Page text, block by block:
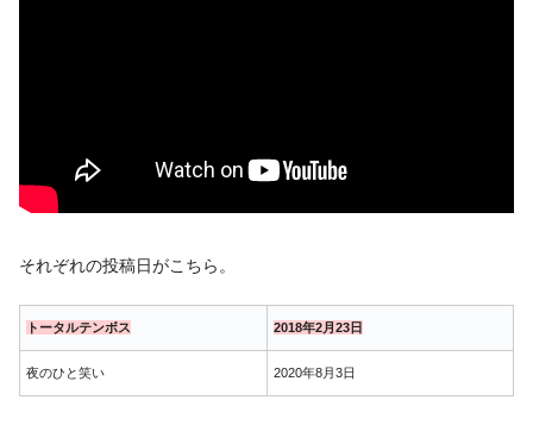
それぞれの投稿日がこちら。
トータルテンボス 2018年2月23日
夜のひと笑い 2020年8月3日